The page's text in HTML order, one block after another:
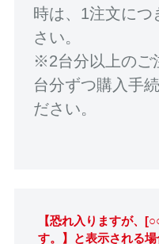
時は、1注文につ
さい。
※2台分以上のご
台分ずつ購入手
ださい。
【恐れ入りますが、
す。】と表示される